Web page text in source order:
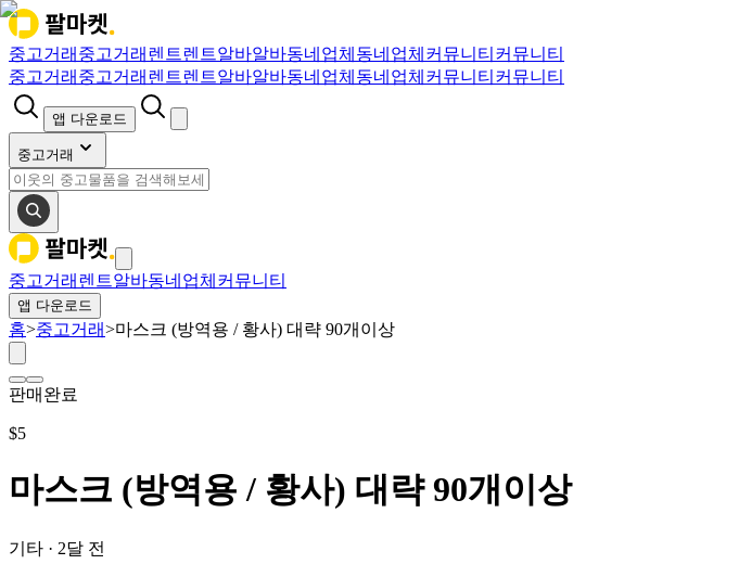
중고거래 중고거래 렌트렌트알바알바동네업체 동네업체 커뮤니티 커뮤니티
중고거래 중고거래 렌트렌트알바알바동네업체 동네업체 커뮤니티 커뮤니티
앱 다운로드
중고거래
중고거래 렌트알바동네업체 커뮤니티
앱 다운로드
홈>중고거래>마스크 (방역용 / 황사) 대략 90개이상
판매완료
$5
마스크 (방역용 / 황사) 대략 90개이상
기타 · 2달 전